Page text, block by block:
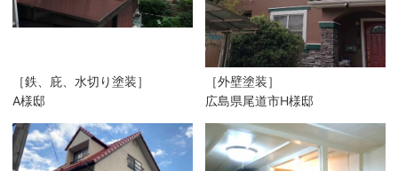
［鉄、庇、水切り塗装］
A様邸
［外壁塗装］
広島県尾道市H様邸